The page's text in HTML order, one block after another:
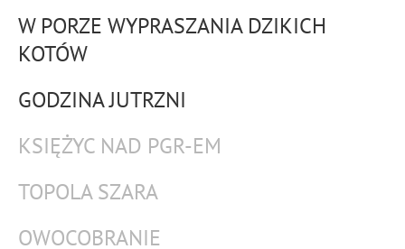
W PORZE WYPRASZANIA DZIKICH
KOTÓW
GODZINA JUTRZNI
KSIĘŻYC NAD PGR-EM
TOPOLA SZARA
OWOCOBRANIE